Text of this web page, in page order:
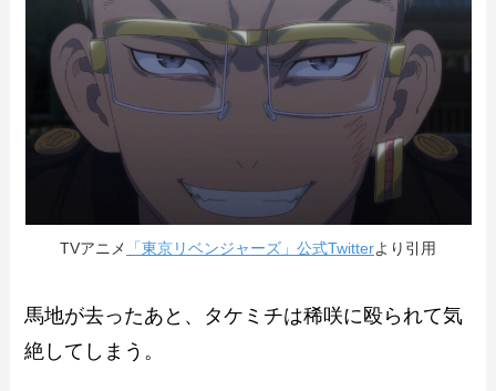
TVアニメ 「東京リベンジャーズ」公式Twitterより引用
馬地が去ったあと、タケミチは稀咲に殴られて気
絶してしまう。